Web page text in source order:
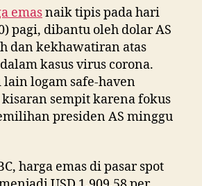
emasnaik tipis pada hari
pagi, dibantu oleh dolar AS
dan kekhawatiran atas
kasus virus corona.
logam safe-haven
sempit karena fokus
presiden AS minggu
harga emas di pasar spot